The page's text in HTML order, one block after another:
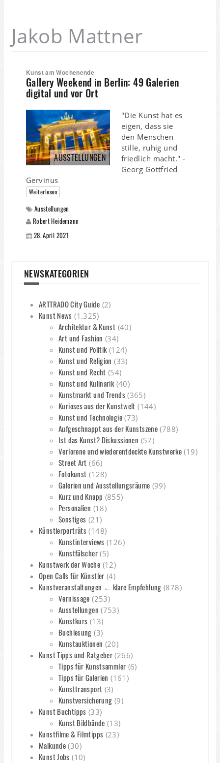
Jakob Mattner
Kunst am Wochenende
Gallery Weekend in Berlin: 49 Galerien
digital und vor Ort
AUSSTELLUNGEN
"Die Kunst hat es
eigen, dass sie
den Menschen
stille, ruhig und
friedlich macht." -
Georg Gottfried
Gervinus
Weiterlesen
Ausstellungen
Robert Heidemann
28. April 2021
NEWSKATEGORIEN
ARTTRADO City Guide (2)
Kunst News (1.325)
Architektur & Kunst (40)
Art und Fashion (34)
Kunst und Politik(124)
Kunst und Religion (33)
Kunst und Recht (54)
Kunst und Kulinarik(40)
Kunstmarkt und Trends(365)
Kurioses aus der Kunstwelt (144)
Kunst und Technologie(73)
Aufgeschnappt aus der Kunstszene (788)
Ist das Kunst? Diskussionen (57)
Verlorene und wiederentdeckte Kunstwerke (19)
Street Art (66)
Fotokunst (128)
Galerien und Ausstellungsräume (99)
Kurz und Knapp (855)
Personalien (18)
Sonstiges (21)
Künstlerporträts (148)
Kunstinterviews (126)
Kunstfälscher(5)
Kunstwerk der Woche (12)
Open Calls für Künstler (4)
Kunstveranstaltungen ← klare Empfehlung (878)
Vernissage (253)
Ausstellungen (753)
Kunstkurs (13)
Buchlesung (3)
Kunstauktionen (20)
Kunst Tipps und Ratgeber (266)
Tipps für Kunstsammler (6)
Tipps für Galerien (161)
Kunsttransport (3)
Kunstversicherung (9)
Kunst Buchtipps (33)
Kunst Bildbände (13)
Kunstfilme & Filmtipps (23)
Malkunde (30)
Kunst Jobs (10)